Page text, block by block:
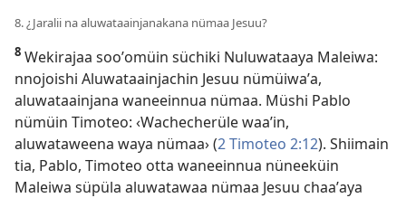
8. ¿Jaralii na aluwataainjanakana nümaa Jesuu?
8 Wekirajaa sooʼomüin süchiki Nuluwataaya Maleiwa:
nnojoishi Aluwataainjachin Jesuu nümüiwaʼa,
aluwataainjana waneeinnua nümaa. Müshi Pablo
nümüin Timoteo: ‹Wachecherüle waaʼin,
aluwataweena waya nümaa› (2 Timoteo 2:12). Shiimain
tia, Pablo, Timoteo otta waneeinnua nüneeküin
Maleiwa süpüla aluwatawaa nümaa Jesuu chaaʼaya